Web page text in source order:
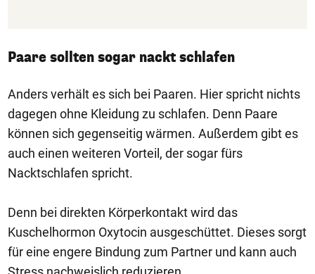
Paare sollten sogar nackt schlafen
Anders verhält es sich bei Paaren. Hier spricht nichts
dagegen ohne Kleidung zu schlafen. Denn Paare
können sich gegenseitig wärmen. Außerdem gibt es
auch einen weiteren Vorteil, der sogar fürs
Nacktschlafen spricht.
Denn bei direkten Körperkontakt wird das
Kuschelhormon Oxytocin ausgeschüttet. Dieses sorgt
für eine engere Bindung zum Partner und kann auch